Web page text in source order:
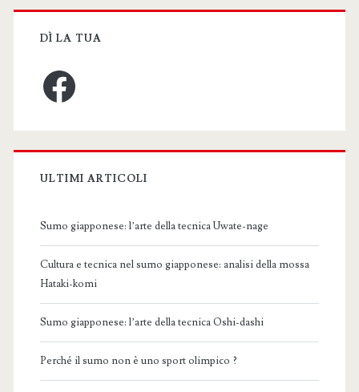
DÌ LA TUA
Facebook
ULTIMI ARTICOLI
Sumo giapponese: l’arte della tecnica Uwate-nage
Cultura e tecnica nel sumo giapponese: analisi della mossa
Hataki-komi
Sumo giapponese: l’arte della tecnica Oshi-dashi
Perché il sumo non è uno sport olimpico ?